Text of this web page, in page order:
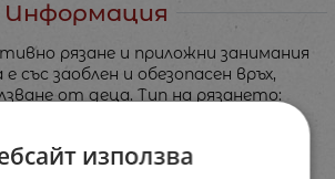
Информация
рязане и приложни занимания
със заоблен и обезопасен връх,
от деца. Тип на рязането:
13 см. За изрязване на
и картон.
използва